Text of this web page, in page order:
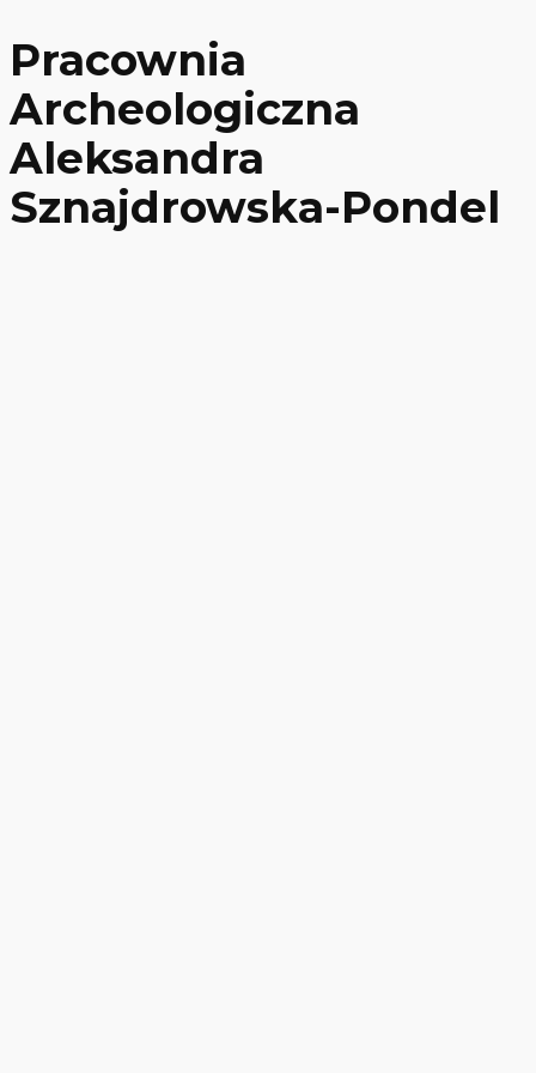
Pracownia
Archeologiczna
Aleksandra
Sznajdrowska-Pondel